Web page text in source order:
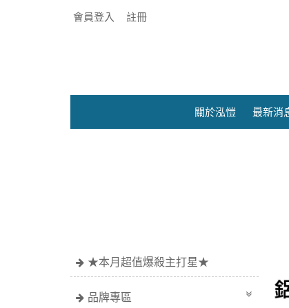
會員登入 註冊
關於泓愷 最新消
●官網限
★本月超值爆殺主打星★
品牌專區